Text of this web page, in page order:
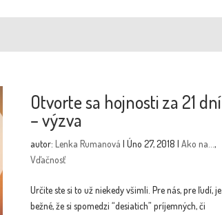
Otvorte sa hojnosti za 21 dní
– výzva
autor:Lenka Rumanová |Úno 27, 2018 |Ako na...,
Vďačnosť
Určite ste si to už niekedy všimli. Pre nás, pre ľudí, je
bežné, že si spomedzi “desiatich” príjemných, či